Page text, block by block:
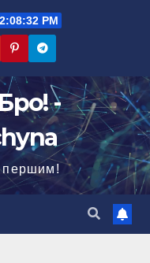
PM
-
першим!